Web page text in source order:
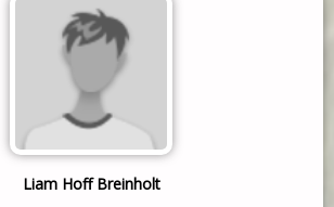
Liam Hoff Breinholt